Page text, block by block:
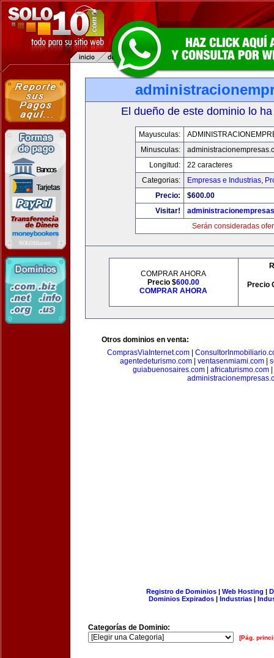
El dueño de este dominio lo
Mayusculas:
Minusculas:
Longitud:
22 caracteres
Categorias:
Empresas e Industrias,
Precio:
$600.00
Visitar!
Serán consideradas
COMPRAR AHORA
Precio $600.00
COMPRAR AHORA
Precio
Otros dominios en venta:
ComprasViaInternet.com
agentedeturismo.com| ventasenmiami.com|
guiabuenosaires.com
africaturismo.com
Registro de Dominios| Web Hosting |
Dominios Expirados | Industrias |
Categorías de Dominio:
[Pág.